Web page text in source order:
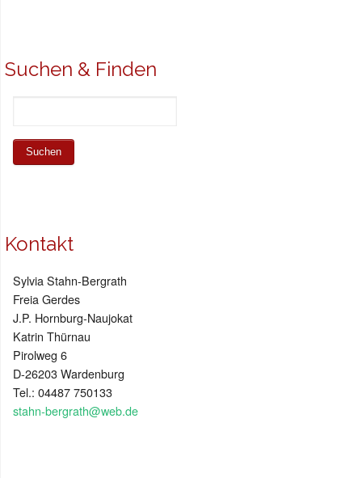
Suchen & Finden
Kontakt
Sylvia Stahn-Bergrath
Freia Gerdes
J.P. Hornburg-Naujokat
Katrin Thürnau
Pirolweg 6
D-26203 Wardenburg
Tel.: 04487 750133
stahn-bergrath@web.de